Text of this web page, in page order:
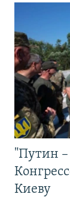
"Путин –
Киеву